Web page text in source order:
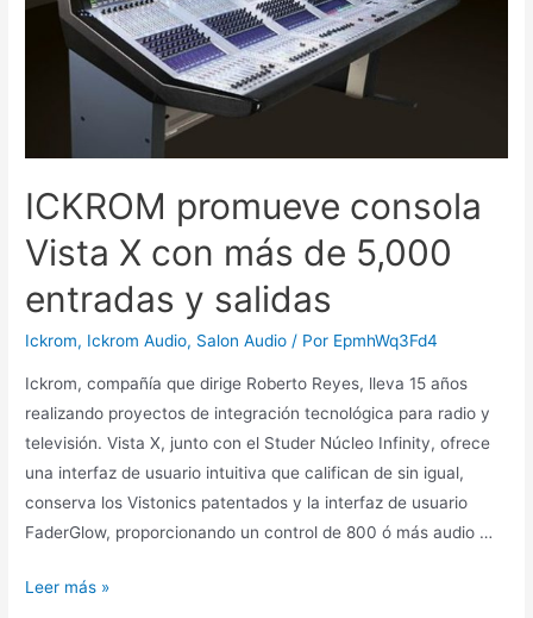
ICKROM promueve consola
Vista X con más de 5,000
entradas y salidas
Ickrom, Ickrom Audio, Salon Audio / Por EpmhWq3Fd4
Ickrom, compañía que dirige Roberto Reyes, lleva 15 años
realizando proyectos de integración tecnológica para radio y
televisión. Vista X, junto con el Studer Núcleo Infinity, ofrece
una interfaz de usuario intuitiva que califican de sin igual,
conserva los Vistonics patentados y la interfaz de usuario
FaderGlow, proporcionando un control de 800 ó más audio …
Leer más »